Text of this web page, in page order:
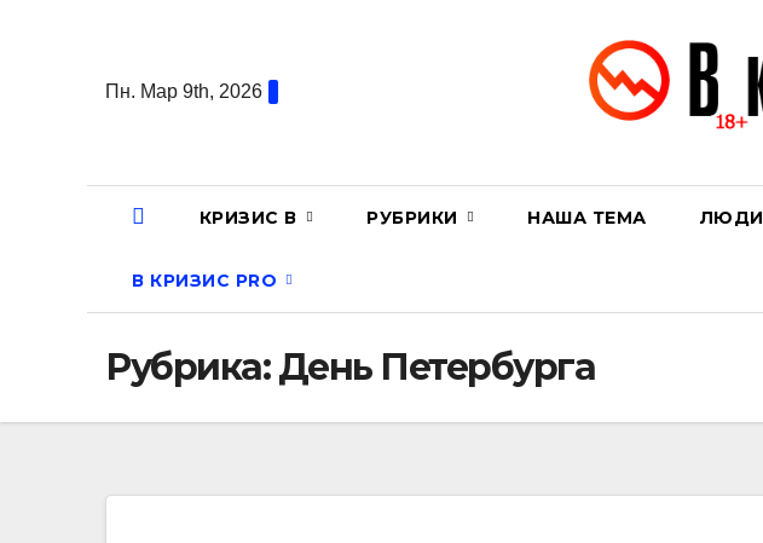
содержаниюПн. Мар 9th, 2026
КРИЗИС В РУБРИКИ НАША ТЕМА ЛЮДИ
В КРИЗИС PRO
Рубрика:День Петербурга